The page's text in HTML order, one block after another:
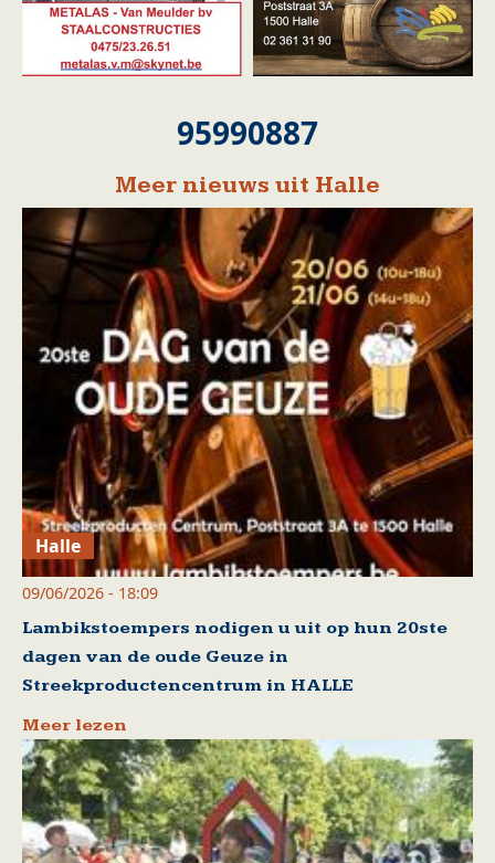
95990887
Meer nieuws uit Halle
Halle
09/06/2026 - 18:09
Lambikstoempers nodigen u uit op hun 20ste
dagen van de oude Geuze in
Streekproductencentrum in HALLE
Meer lezen